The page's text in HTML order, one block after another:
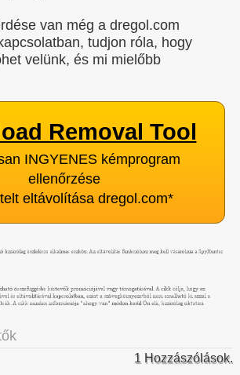
van még a dregol.com
tudjon róla, hogy
velünk, és mi mielőbb
Removal Tool
INGYENES kémprogram
ellenőrzése
eltávolítása dregol.com*
1 Hozzászólások.